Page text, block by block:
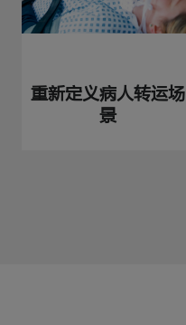
重新定义病人转运场
景